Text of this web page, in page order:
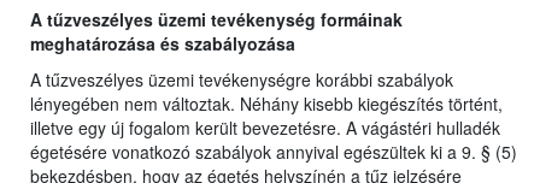
A tűzveszélyes üzemi tevékenység formáinak
meghatározása és szabályozása
A tűzveszélyes üzemi tevékenységre korábbi szabályok
lényegében nem változtak. Néhány kisebb kiegészítés történt,
illetve egy új fogalom került bevezetésre. A vágástéri hulladék
égetésére vonatkozó szabályok annyival egészültek ki a 9. § (5)
bekezdésben, hogy az égetés helyszínén a tűz jelzésére